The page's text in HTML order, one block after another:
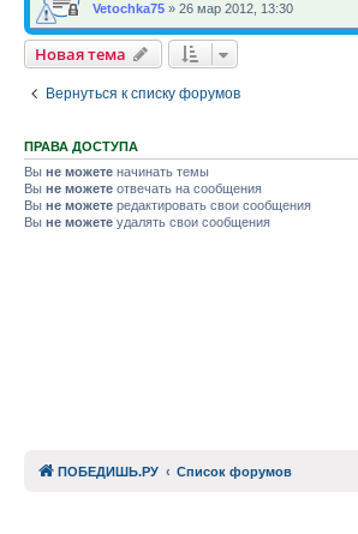
Vetochka75 » 26 мар 2012, 13:30
Новая тема
Вернуться к списку форумов
ПРАВА ДОСТУПА
Вы не можете начинать темы
Вы не можете отвечать на сообщения
Вы не можете редактировать свои сообщения
Вы не можете удалять свои сообщения
ПОБЕДИШЬ.РУ Список форумов